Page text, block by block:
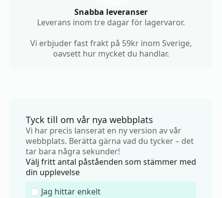
Snabba leveranser
Leverans inom tre dagar för lagervaror.
Vi erbjuder fast frakt på 59kr inom Sverige,
oavsett hur mycket du handlar.
Tyck till om vår nya webbplats
Vi har precis lanserat en ny version av vår
webbplats. Berätta gärna vad du tycker – det
tar bara några sekunder!
Välj fritt antal påståenden som stämmer med
din upplevelse
Jag hittar enkelt